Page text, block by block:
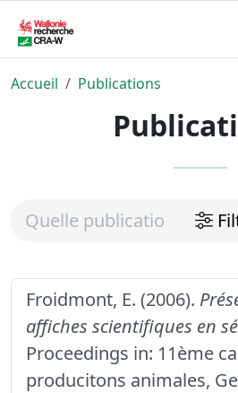
Accueil Publications
Froidmont, E. (2006).
affiches scientifiques en
Proceedings in: 11ème
producitons animales,